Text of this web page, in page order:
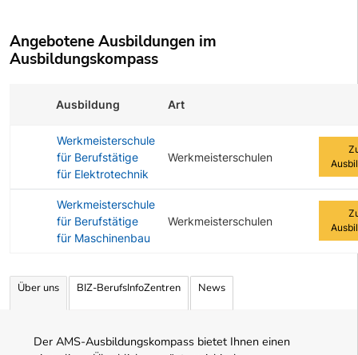
Angebotene Ausbildungen im
Ausbildungskompass
Ausbildung Art
Werkmeisterschule
für Berufstätige
für Elektrotechnik
Werkmeisterschulen
Werkmeisterschule
für Berufstätige
für Maschinenbau
Werkmeisterschulen
Über uns BIZ-BerufsInfoZentren News
Der AMS-Ausbildungskompass bietet Ihnen einen